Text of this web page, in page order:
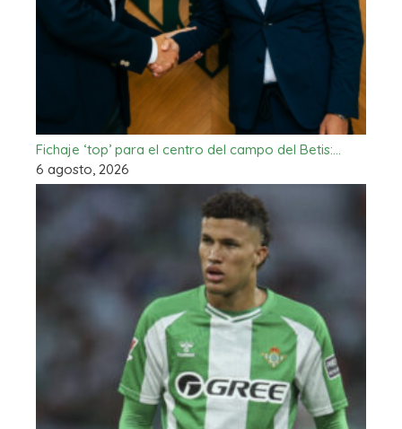
Fichaje ‘top’ para el centro del campo del Betis:…
6 agosto, 2026